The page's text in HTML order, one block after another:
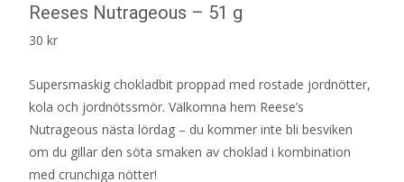
Reeses Nutrageous – 51 g
30 kr
Supersmaskig chokladbit proppad med rostade jordnötter,
kola och jordnötssmör. Välkomna hem Reese’s
Nutrageous nästa lördag – du kommer inte bli besviken
om du gillar den söta smaken av choklad i kombination
med crunchiga nötter!